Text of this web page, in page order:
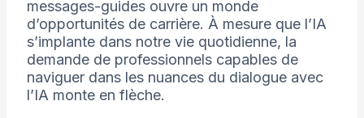
messages-guides ouvre un monde
d’opportunités de carrière. À mesure que l’IA
s’implante dans notre vie quotidienne, la
demande de professionnels capables de
naviguer dans les nuances du dialogue avec
l’IA monte en flèche.